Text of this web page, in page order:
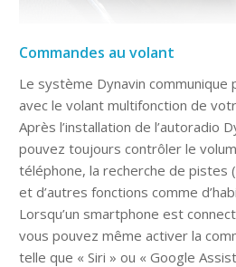
Commandes au volant
Le système Dynavin communique
avec le volant multifonction de
Après l’installation de l’autoradio
pouvez toujours contrôler le
téléphone, la recherche de pistes
et d’autres fonctions comme
Lorsqu’un smartphone est
vous pouvez même activer la
telle que « Siri » ou « Google